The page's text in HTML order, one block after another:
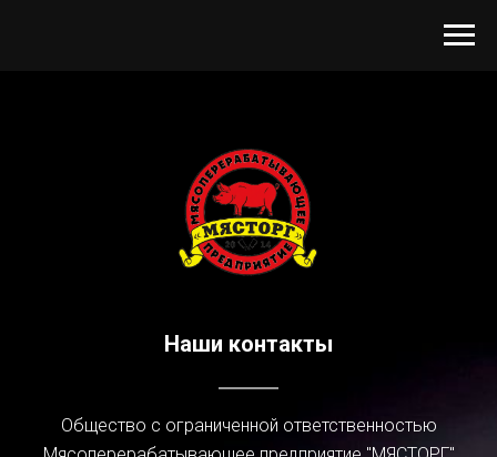
Наши контакты
Общество с ограниченной ответственностью